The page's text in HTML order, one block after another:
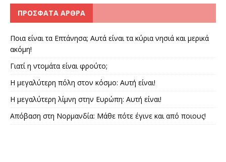
ΠΡΌΣΦΑΤΑ ΆΡΘΡΑ
Ποια είναι τα Επτάνησα; Αυτά είναι τα κύρια νησιά και μερικά
ακόμη!
Γιατί η ντομάτα είναι φρούτο;
Η μεγαλύτερη πόλη στον κόσμο: Αυτή είναι!
Η μεγαλύτερη λίμνη στην Ευρώπη: Αυτή είναι!
Απόβαση στη Νορμανδία: Μάθε πότε έγινε και από ποιους!